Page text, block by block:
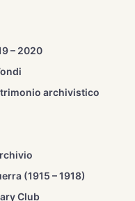
– 2020
archivistico
(1915 – 1918)
Club